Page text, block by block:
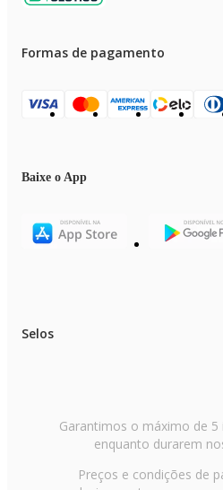
Formas de pagamento
Baixe o App
Selos
Garantimos o máximo de
enquanto durarem
Preços e condições de